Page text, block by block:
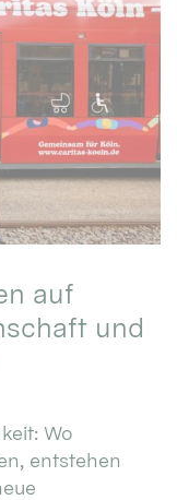
auf
und
Wo
entstehen